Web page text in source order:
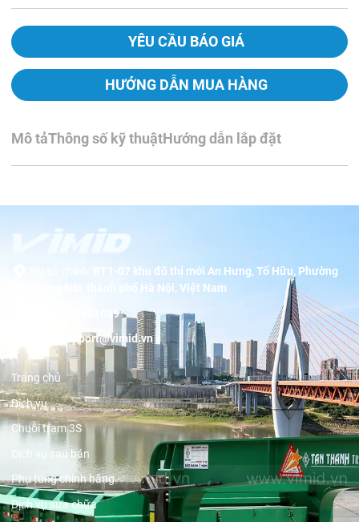
YÊU CẦU BÁO GIÁ
HƯỚNG DẪN MUA HÀNG
Mô tảThông số kỹ thuậtHướng dẫn lắp đặt
BT1-07 khu đô thị mới An Hưng, Tố Hữu, Phường
Dương Nội, thành phố Hà Nội, Việt Nam
19001089
support@vimid.vn
Trang chủ
Dịch vụ
Chuỗi trạm 3S
Dịch vụ sau bán
Phụ tùng chính hãng
Dịch vụ sửa chữa